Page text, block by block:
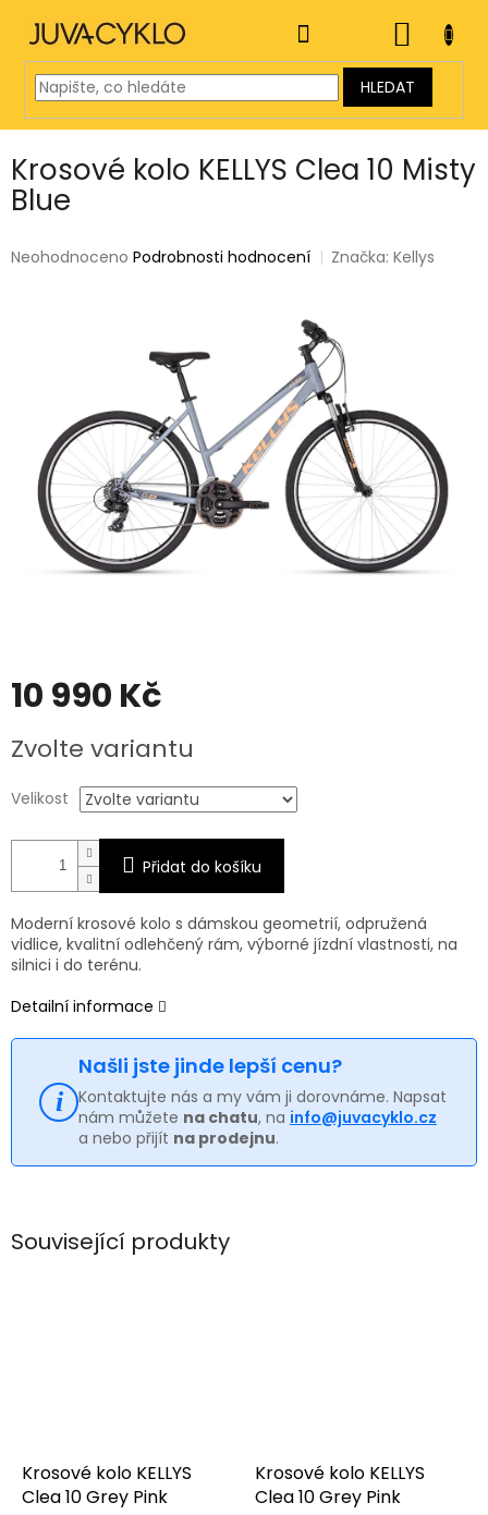
obsah
HLEDAT
KOŠÍK
Krosové kolo KELLYS Clea 10 Misty
Blue
Průměrné
Neohodnoceno Podrobnosti hodnocení Značka:Kellys
10 990 Kč
cena:
Zvolte variantu
Velikost
Přidat do košíku
Moderní krosové kolo s dámskou geometrií, odpružená
vidlice, kvalitní odlehčený rám, výborné jízdní vlastnosti, na
silnici i do terénu.
Detailní informace
Našli jste jinde lepší cenu?
Kontaktujte nás a my vám ji dorovnáme. Napsat
nám můžete na chatu, na info@juvacyklo.cz
a nebo přijít na prodejnu.
Související produkty
Krosové kolo KELLYS
Clea 10 Grey Pink
Krosové kolo KELLYS
Clea 10 Grey Pink